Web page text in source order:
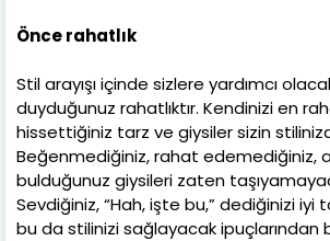
Önce rahatlık
Stil arayışı içinde sizlere yardımcı
duyduğunuz rahatlıktır. Kendinizi en
hissettiğiniz tarz ve giysiler sizin
Beğenmediğiniz, rahat edemediğiniz,
bulduğunuz giysileri zaten
Sevdiğiniz, “Hah, işte bu,” dediğinizi iyi
bu da stilinizi sağlayacak ipuçlarından